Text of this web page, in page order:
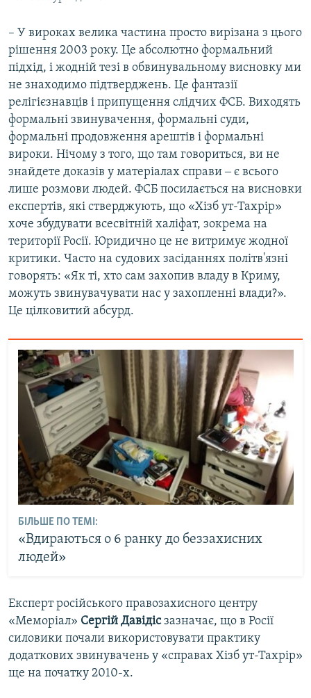
– У вироках велика частина просто вирізана з цього
рішення 2003 року. Це абсолютно формальний
підхід, і жодній тезі в обвинувальному висновку ми
не знаходимо підтверджень. Це фантазії
релігієзнавців і припущення слідчих ФСБ. Виходять
формальні звинувачення, формальні суди,
формальні продовження арештів і формальні
вироки. Нічому з того, що там говориться, ви не
знайдете доказів у матеріалах справи ‒ є всього
лише розмови людей. ФСБ посилається на висновки
експертів, які стверджують, що «Хізб ут-Тахрір»
хоче збудувати всесвітній халіфат, зокрема на
території Росії. Юридично це не витримує жодної
критики. Часто на судових засіданнях політв'язні
говорять: «Як ті, хто сам захопив владу в Криму,
можуть звинувачувати нас у захопленні влади?».
Це цілковитий абсурд.
БІЛЬШЕ ПО ТЕМІ:
«Вдираються о 6 ранку до беззахисних
людей»
Експерт російського правозахисного центру
«Меморіал» Сергій Давідісзазначає, що в Росії
силовики почали використовувати практику
додаткових звинувачень у «справах Хізб ут-Тахрір»
ще на початку 2010-х.